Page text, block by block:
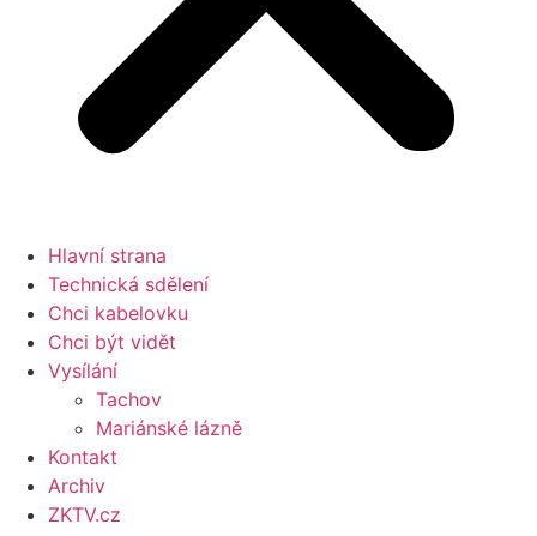
Hlavní strana
Technická sdělení
Chci kabelovku
Chci být vidět
Vysílání
Tachov
Mariánské lázně
Kontakt
Archiv
ZKTV.cz